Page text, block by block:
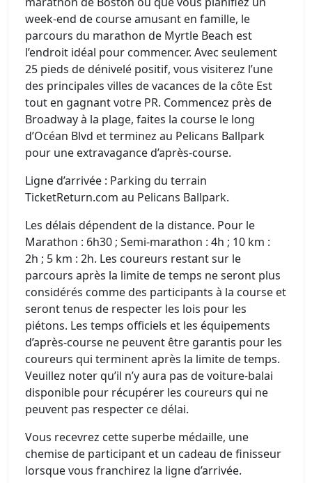
week-end de course amusant en famille, le
parcours du marathon de Myrtle Beach est
l’endroit idéal pour commencer. Avec seulement
25 pieds de dénivelé positif, vous visiterez l’une
des principales villes de vacances de la côte Est
tout en gagnant votre PR. Commencez près de
Broadway à la plage, faites la course le long
d’Océan Blvd et terminez au Pelicans Ballpark
pour une extravagance d’après-course.
Ligne d’arrivée : Parking du terrain
TicketReturn.com au Pelicans Ballpark.
Les délais dépendent de la distance. Pour le
Marathon : 6h30 ; Semi-marathon : 4h ; 10 km :
2h ; 5 km : 2h. Les coureurs restant sur le
parcours après la limite de temps ne seront plus
considérés comme des participants à la course et
seront tenus de respecter les lois pour les
piétons. Les temps officiels et les équipements
d’après-course ne peuvent être garantis pour les
coureurs qui terminent après la limite de temps.
Veuillez noter qu’il n’y aura pas de voiture-balai
disponible pour récupérer les coureurs qui ne
peuvent pas respecter ce délai.
Vous recevrez cette superbe médaille, une
chemise de participant et un cadeau de finisseur
lorsque vous franchirez la ligne d’arrivée.